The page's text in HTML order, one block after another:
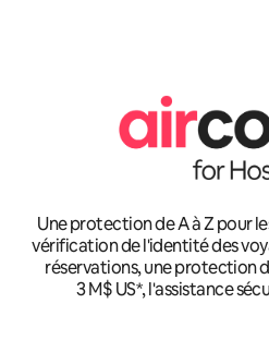
Une protection de A à Z pour
vérification de l'identité des
réservations, une protection
3 M$ US*, l'assistance